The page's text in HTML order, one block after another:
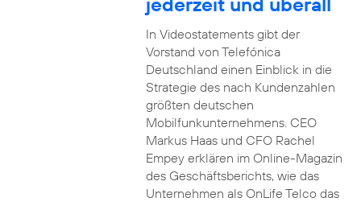
In Videostatements gibt der
Vorstand von Telefónica
Deutschland einen Einblick in die
Strategie des nach Kundenzahlen
größten deutschen
Mobilfunkunternehmens. CEO
Markus Haas und CFO Rachel
Empey erklären im Online-Magazin
des Geschäftsberichts, wie das
Unternehmen als OnLife Telco das